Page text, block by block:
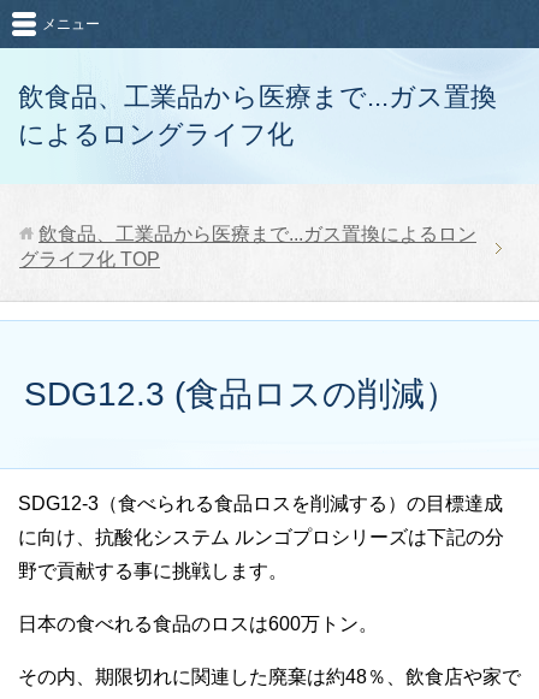
飲食品、工業品から医療まで...ガス置換
によるロングライフ化
メニュー
飲食品、工業品から医療まで...ガス置換によるロン
グライフ化 TOP
SDG12.3 (食品ロスの削減）
SDG12-3（食べられる食品ロスを削減する）の目標達成
に向け、抗酸化システム ルンゴプロシリーズは下記の分
野で貢献する事に挑戦します。
日本の食べれる食品のロスは600万トン。
その内、期限切れに関連した廃棄は約48％、飲食店や家で